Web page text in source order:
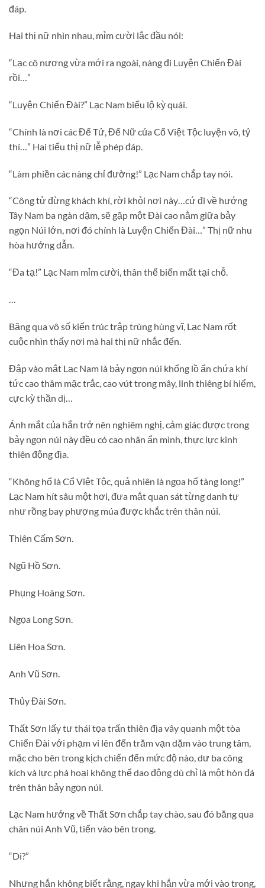
đáp.
Hai thị nữ nhìn nhau, mỉm cười lắc đầu nói:
“Lạc cô nương vừa mới ra ngoài, nàng đi Luyện Chiến Đài
rồi…”
“Luyện Chiến Đài?” Lạc Nam biểu lộ kỳ quái.
“Chính là nơi các Đế Tử, Đế Nữ của Cổ Việt Tộc luyện võ, tỷ
thí…” Hai tiểu thị nữ lễ phép đáp.
“Làm phiền các nàng chỉ đường!” Lạc Nam chắp tay nói.
“Công tử đừng khách khí, rời khỏi nơi này…cứ đi về hướng
Tây Nam ba ngàn dặm, sẽ gặp một Đài cao nằm giữa bảy
ngọn Núi lớn, nơi đó chính là Luyện Chiến Đài…” Thị nữ nhu
hòa hướng dẫn.
“Đa tạ!” Lạc Nam mỉm cười, thân thể biến mất tại chỗ.
…
Băng qua vô số kiến trúc trập trùng hùng vĩ, Lạc Nam rốt
cuộc nhìn thấy nơi mà hai thị nữ nhắc đến.
Đập vào mắt Lạc Nam là bảy ngọn núi khổng lồ ẩn chứa khí
tức cao thâm mặc trắc, cao vút trong mây, linh thiêng bí hiểm,
cực kỳ thần dị…
Ánh mắt của hắn trở nên nghiêm nghị, cảm giác được trong
bảy ngọn núi này đều có cao nhân ẩn mình, thực lực kinh
thiên động địa.
“Không hổ là Cổ Việt Tộc, quả nhiên là ngọa hổ tàng long!”
Lạc Nam hít sâu một hơi, đưa mắt quan sát từng danh tự
như rồng bay phượng múa được khắc trên thân núi.
Thiên Cấm Sơn.
Ngũ Hồ Sơn.
Phụng Hoàng Sơn.
Ngọa Long Sơn.
Liên Hoa Sơn.
Anh Vũ Sơn.
Thủy Đài Sơn.
Thất Sơn lấy tư thái tọa trấn thiên địa vây quanh một tòa
Chiến Đài với phạm vi lên đến trăm vạn dặm vào trung tâm,
mặc cho bên trong kịch chiến đến mức độ nào, dư ba công
kích và lực phá hoại không thể dao động dù chỉ là một hòn đá
trên thân bảy ngọn núi.
Lạc Nam hướng về Thất Sơn chắp tay chào, sau đó băng qua
chân núi Anh Vũ, tiến vào bên trong.
“Di?”
Nhưng hắn không biết rằng, ngay khi hắn vừa mới vào trong,